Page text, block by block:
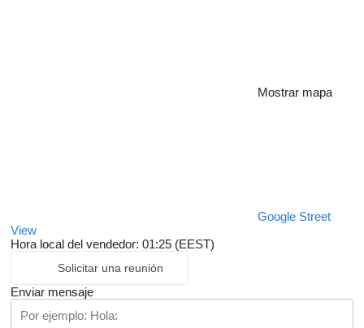
Mostrar mapa
Google Street
View
Hora local del vendedor: 01:25 (EEST)
Solicitar una reunión
Enviar mensaje